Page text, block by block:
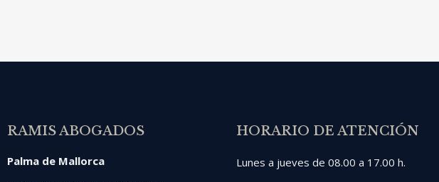
RAMIS ABOGADOS
Palma de Mallorca
HORARIO DE ATENCIÓN
Lunes a jueves de 08.00 a 17.00 h.